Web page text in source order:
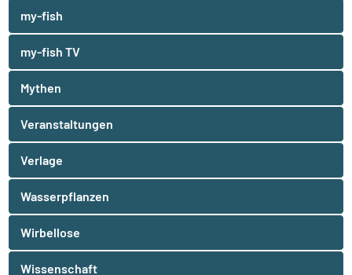
my-fish
my-fish TV
Mythen
Veranstaltungen
Verlage
Wasserpflanzen
Wirbellose
Wissenschaft